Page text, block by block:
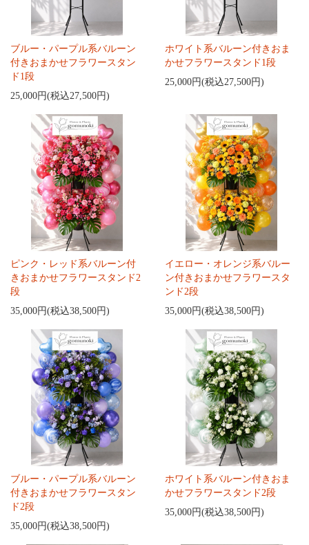
ブルー・パープル系バルーン
付きおまかせフラワースタン
ド1段
25,000円(税込27,500円)
ホワイト系バルーン付きおま
かせフラワースタンド1段
25,000円(税込27,500円)
ピンク・レッド系バルーン付
きおまかせフラワースタンド2
段
35,000円(税込38,500円)
イエロー・オレンジ系バルー
ン付きおまかせフラワースタ
ンド2段
35,000円(税込38,500円)
ブルー・パープル系バルーン
付きおまかせフラワースタン
ド2段
35,000円(税込38,500円)
ホワイト系バルーン付きおま
かせフラワースタンド2段
35,000円(税込38,500円)